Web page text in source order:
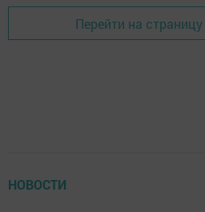
Перейти на
НОВОСТИ